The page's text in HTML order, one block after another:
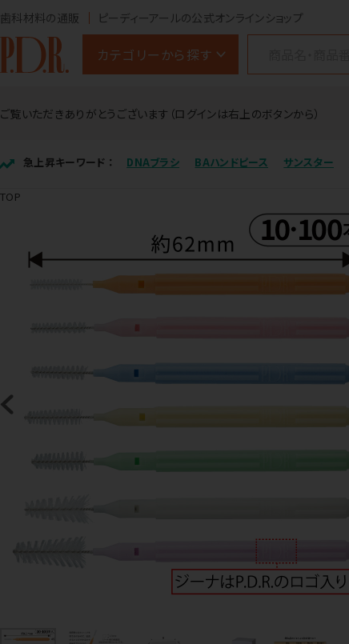
歯科材料の通販 ピーディーアールの公式オンラインショップ
カテゴリーから探す
ご覧いただきありがとうございます（ログインは右上のボタンから）
急上昇キーワード ： DNAブラシ BAハンドピース サンスター
TOP